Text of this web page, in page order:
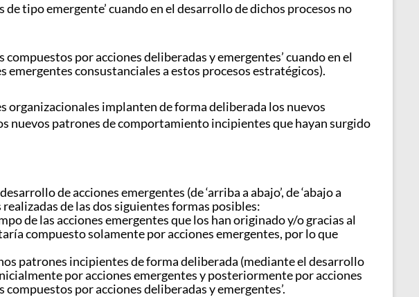
tipo emergente’ cuando en el desarrollo de dichos procesos no
por acciones deliberadas y emergentes’ cuando en el
emergentes consustanciales a estos procesos estratégicos).
organizacionales implanten de forma deliberada los nuevos
nuevos patrones de comportamiento incipientes que hayan surgido
de acciones emergentes (de ‘arriba a abajo’, de ‘abajo a
de las dos siguientes formas posibles:
de las acciones emergentes que los han originado y/o gracias al
compuesto solamente por acciones emergentes, por lo que
patrones incipientes de forma deliberada (mediante el desarrollo
por acciones emergentes y posteriormente por acciones
por acciones deliberadas y emergentes’.